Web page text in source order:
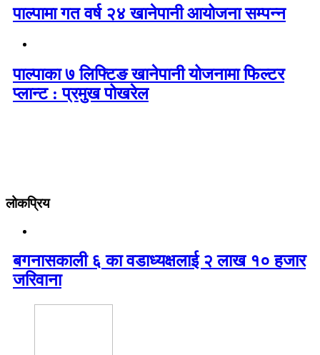
पाल्पामा गत वर्ष २४ खानेपानी आयोजना सम्पन्न
पाल्पाका ७ लिफ्टिङ खानेपानी योजनामा फिल्टर
प्लान्ट : प्रमुख पोखरेल
लोकप्रिय
बगनासकाली ६ का वडाध्यक्षलाई २ लाख १० हजार
जरिवाना